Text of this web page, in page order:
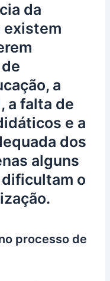
da
existem
a
a falta de
e a
dos
alguns
o
processo de